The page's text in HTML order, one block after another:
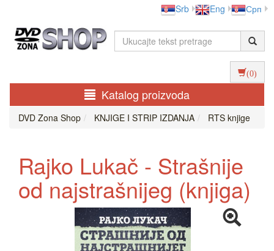
Srb Eng Срп
(0)
Katalog proizvoda
DVD Zona Shop KNJIGE I STRIP IZDANJA RTS knjige
Rajko Lukač - Strašnije
od najstrašnijeg (knjiga)